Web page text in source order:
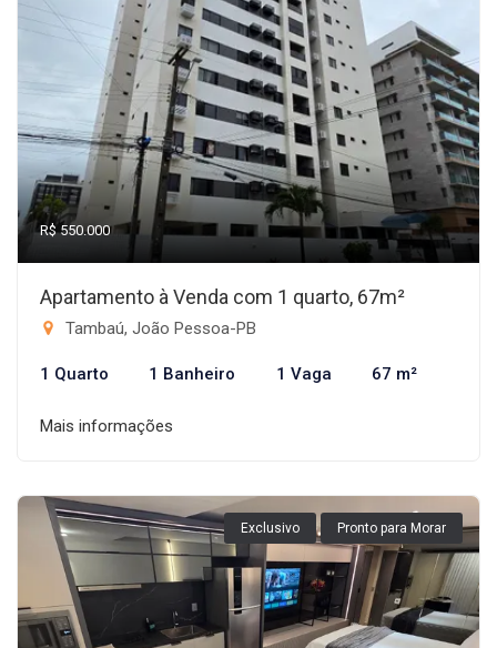
R$ 550.000
Apartamento à Venda com 1 quarto, 67m²
Tambaú, João Pessoa-PB
1 Quarto 1 Banheiro 1 Vaga 67 m²
Mais informações
Exclusivo Pronto para Morar